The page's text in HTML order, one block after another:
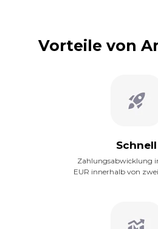
Vorteile von
Schnell
Zahlungsabwicklung
EUR innerhalb von